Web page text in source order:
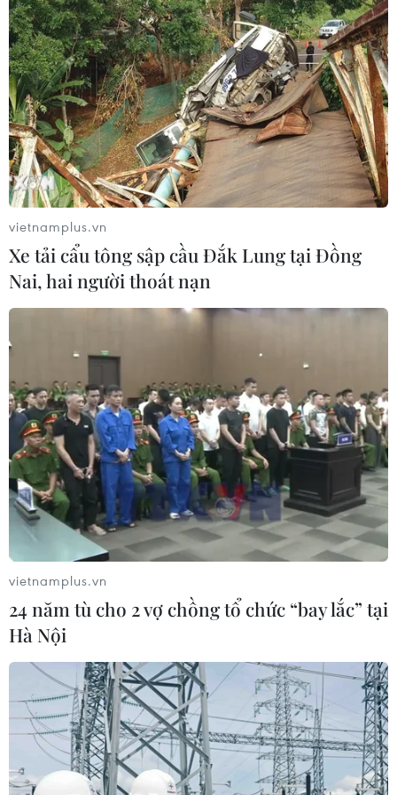
TIN LIÊN QUAN
Giới chuyên gia: Khả năng Fed tăng lãi
suất chậm lại trong 2019
16/12/2018 10:58
Theo các nhà hoạch định, tăng trưởng yếu, chiến tranh
thương mại, lạm phát “ảm đạm” và bối cảnh địa chính
trị ngày càng khó lường đồng nghĩa với việc Fed có thể
sẽ có kế hoạch tăng lãi suất chậm lại.
vietnamplus.vn
Xe tải cẩu tông sập cầu Đắk Lung tại Đồng
Nai, hai người thoát nạn
vietnamplus.vn
24 năm tù cho 2 vợ chồng tổ chức “bay lắc” tại
Hà Nội